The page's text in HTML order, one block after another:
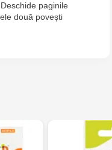
Mare, 110
paginile
două povești